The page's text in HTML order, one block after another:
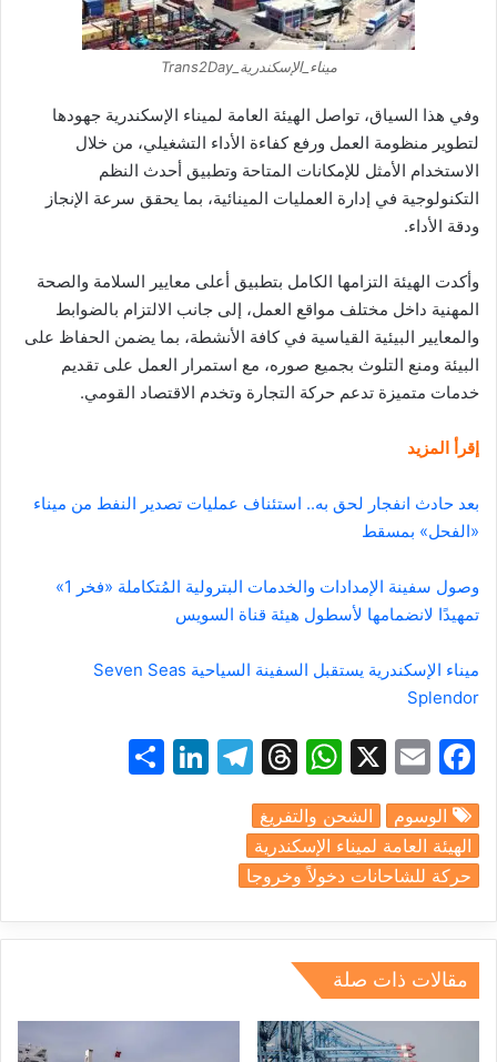
ميناء_الإسكندرية_Trans2Day
وفي هذا السياق، تواصل الهيئة العامة لميناء الإسكندرية جهودها
لتطوير منظومة العمل ورفع كفاءة الأداء التشغيلي، من خلال
الاستخدام الأمثل للإمكانات المتاحة وتطبيق أحدث النظم
التكنولوجية في إدارة العمليات المينائية، بما يحقق سرعة الإنجاز
ودقة الأداء.
وأكدت الهيئة التزامها الكامل بتطبيق أعلى معايير السلامة والصحة
المهنية داخل مختلف مواقع العمل، إلى جانب الالتزام بالضوابط
والمعايير البيئية القياسية في كافة الأنشطة، بما يضمن الحفاظ على
البيئة ومنع التلوث بجميع صوره، مع استمرار العمل على تقديم
خدمات متميزة تدعم حركة التجارة وتخدم الاقتصاد القومي.
إقرأ المزيد
بعد حادث انفجار لحق به.. استئناف عمليات تصدير النفط من ميناء
«الفحل» بمسقط
وصول سفينة الإمدادات والخدمات البترولية المُتكاملة «فخر 1»
تمهيدًا لانضمامها لأسطول هيئة قناة السويس
ميناء الإسكندرية يستقبل السفينة السياحية Seven Seas
Splendor
F
c
e
b
o
o
k
E
ai
l
X
W
at
s
A
p
p
T
e
a
d
s
T
m
Li
n
الوسوم
الشحن والتفريغ
الهيئة العامة لميناء الإسكندرية
حركة للشاحانات دخولاً وخروجا
مقالات ذات صلة